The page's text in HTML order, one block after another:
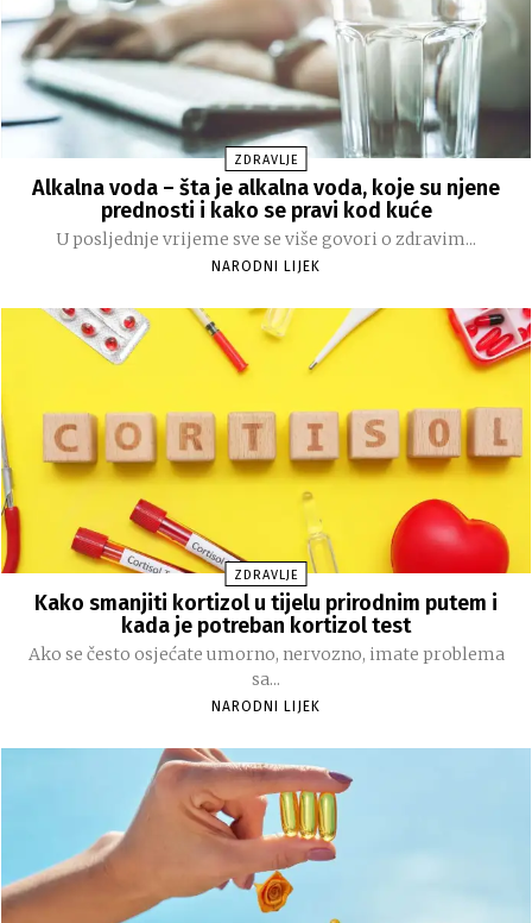
ZDRAVLJE
Alkalna voda – šta je alkalna voda, koje su njene
prednosti i kako se pravi kod kuće
U posljednje vrijeme sve se više govori o zdravim...
NARODNI LIJEK
ZDRAVLJE
Kako smanjiti kortizol u tijelu prirodnim putem i
kada je potreban kortizol test
Ako se često osjećate umorno, nervozno, imate problema
sa...
NARODNI LIJEK